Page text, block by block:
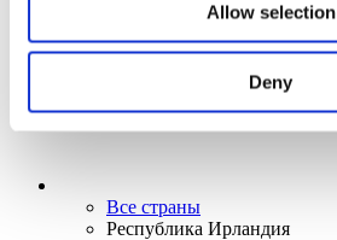
Allow selection
Deny
Все страны
Республика Ирландия